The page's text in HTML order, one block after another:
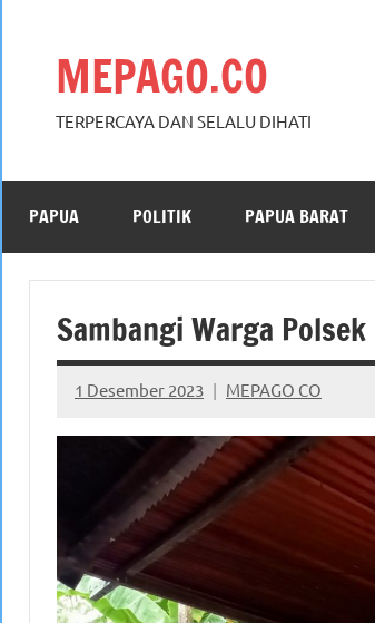
MEPAGO.CO
TERPERCAYA DAN SELALU DIHATI
PAPUA POLITIK PAPUA BARAT
Sambangi Warga
1 Desember 2023 MEPAGO CO
No
comments